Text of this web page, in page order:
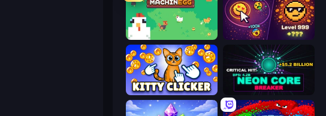
The MachinEGG Dominate All Shapes
Kitty Clicker Neon Core Breaker